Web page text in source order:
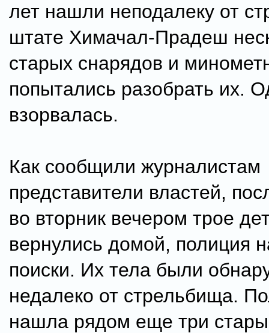
лет нашли неподалеку от
штате Химачал-Прадеш
старых снарядов и
попытались разобрать их.
взорвалась.
Как сообщили журналистам
представители властей,
во вторник вечером трое
вернулись домой, полиция
поиски. Их тела были
недалеко от стрельбища.
нашла рядом еще три